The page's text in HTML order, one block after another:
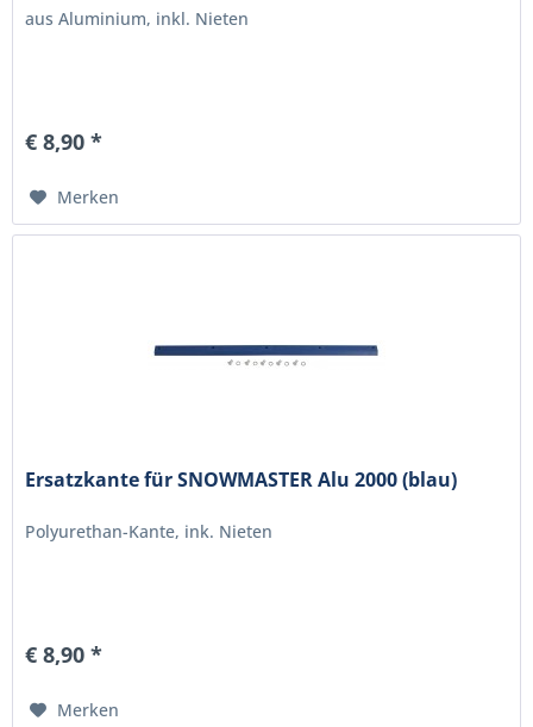
aus Aluminium, inkl. Nieten
€ 8,90 *
Merken
Ersatzkante für SNOWMASTER Alu 2000 (blau)
Polyurethan-Kante, ink. Nieten
€ 8,90 *
Merken